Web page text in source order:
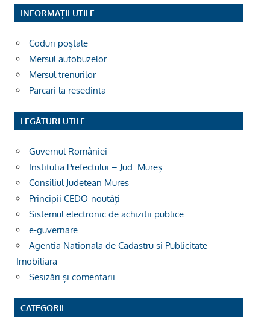
INFORMAȚII UTILE
Coduri poștale
Mersul autobuzelor
Mersul trenurilor
Parcari la resedinta
LEGĂTURI UTILE
Guvernul României
Institutia Prefectului – Jud. Mureș
Consiliul Judetean Mures
Principii CEDO-noutăți
Sistemul electronic de achizitii publice
e-guvernare
Agentia Nationala de Cadastru si Publicitate
Imobiliara
Sesizări și comentarii
CATEGORII